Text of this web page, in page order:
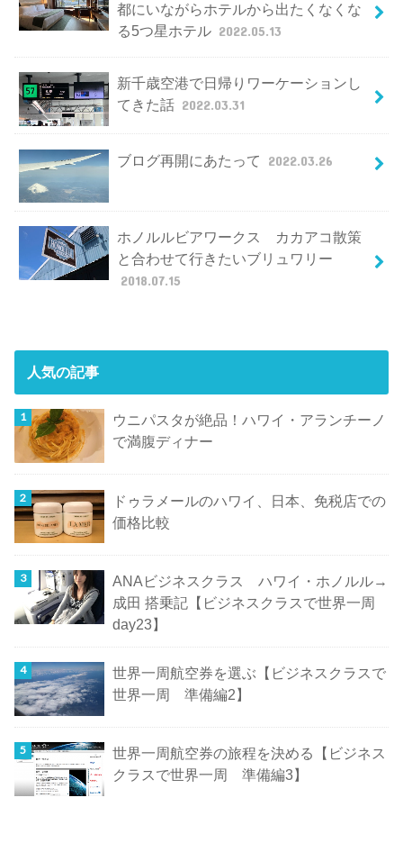
都にいながらホテルから出たくなくな
る5つ星ホテル 2022.05.13
新千歳空港で日帰りワーケーションし
てきた話 2022.03.31
ブログ再開にあたって 2022.03.26
ホノルルビアワークス カカアコ散策
と合わせて行きたいブリュワリー
2018.07.15
人気の記事
ウニパスタが絶品！ハワイ・アランチーノ
で満腹ディナー
ドゥラメールのハワイ、日本、免税店での
価格比較
ANAビジネスクラス ハワイ・ホノルル→
成田 搭乗記【ビジネスクラスで世界一周
day23】
世界一周航空券を選ぶ【ビジネスクラスで
世界一周 準備編2】
世界一周航空券の旅程を決める【ビジネス
クラスで世界一周 準備編3】